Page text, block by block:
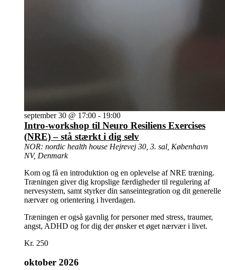
september 30 @ 17:00 - 19:00
Intro-workshop til Neuro Resiliens Exercises
(NRE) – stå stærkt i dig selv
NOR: nordic health house Hejrevej 30, 3. sal, København
NV, Denmark
Kom og få en introduktion og en oplevelse af NRE træning.
Træningen giver dig kropslige færdigheder til regulering af
nervesystem, samt styrker din sanseintegration og dit generelle
nærvær og orientering i hverdagen.
Træningen er også gavnlig for personer med stress, traumer,
angst, ADHD og for dig der ønsker et øget nærvær i livet.
Kr. 250
oktober 2026